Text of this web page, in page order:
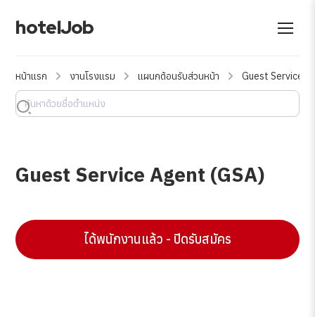
hotelJob
หน้าแรก งานโรงแรม แผนกต้อนรับส่วนหน้า Guest Service
Guest Service Agent (GSA)
ได้พนักงานแล้ว - ปิดรับสมัคร